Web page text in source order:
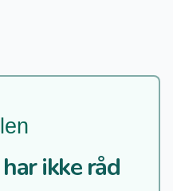
ikke råd